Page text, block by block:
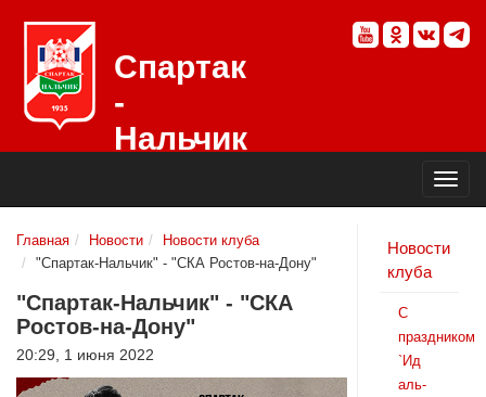
Спартак
-
Нальчик
Главная Новости
Новости клуба
"Спартак-Нальчик" - "СКА Ростов-на-Дону"
"Спартак-Нальчик" - "СКА
Ростов-на-Дону"
20:29, 1 июня 2022
Новости
клуба
С
праздником
`Ид
аль-